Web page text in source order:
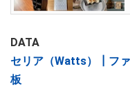
DATA
セリア（Watts）┃フ
板